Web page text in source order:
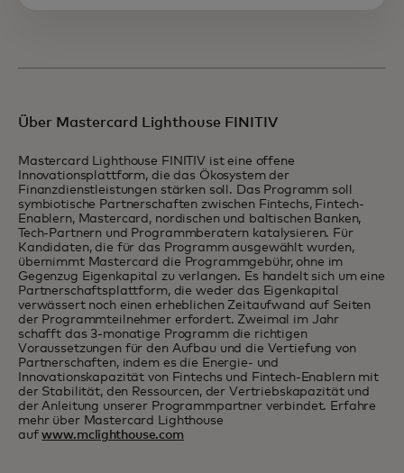
Über Mastercard Lighthouse FINITIV
Mastercard Lighthouse FINITIV ist eine offene
Innovationsplattform, die das Ökosystem der
Finanzdienstleistungen stärken soll. Das Programm soll
symbiotische Partnerschaften zwischen Fintechs, Fintech-
Enablern, Mastercard, nordischen und baltischen Banken,
Tech-Partnern und Programmberatern katalysieren. Für
Kandidaten, die für das Programm ausgewählt wurden,
übernimmt Mastercard die Programmgebühr, ohne im
Gegenzug Eigenkapital zu verlangen. Es handelt sich um eine
Partnerschaftsplattform, die weder das Eigenkapital
verwässert noch einen erheblichen Zeitaufwand auf Seiten
der Programmteilnehmer erfordert. Zweimal im Jahr
schafft das 3-monatige Programm die richtigen
Voraussetzungen für den Aufbau und die Vertiefung von
Partnerschaften, indem es die Energie- und
Innovationskapazität von Fintechs und Fintech-Enablern mit
der Stabilität, den Ressourcen, der Vertriebskapazität und
der Anleitung unserer Programmpartner verbindet. Erfahre
mehr über Mastercard Lighthouse
aufwww.mclighthouse.com